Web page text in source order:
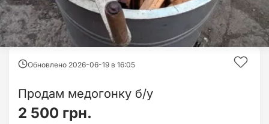
Обновлено 2026-06-19 в 16:05
Продам медогонку б/у
2 500 грн.